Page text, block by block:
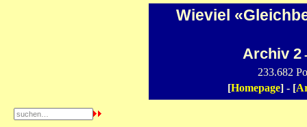
Wieviel
Archiv 2
233.682
[Homepage] - [